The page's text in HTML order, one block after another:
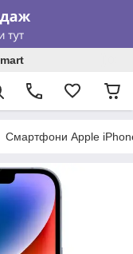
Смартфони Apple